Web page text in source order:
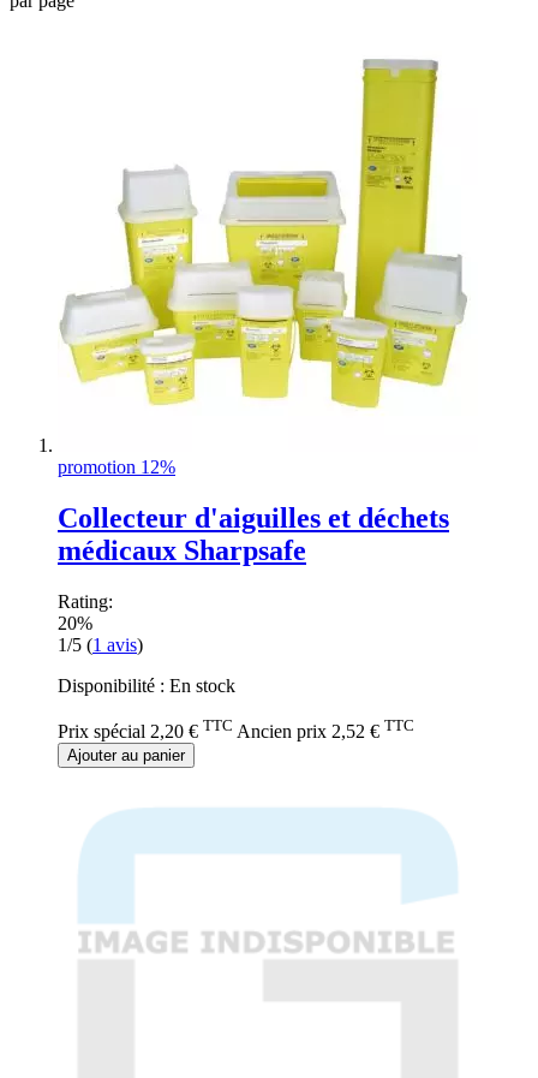
promotion 12%
Collecteur d'aiguilles et déchets
médicaux Sharpsafe
Rating:
20%
1/5 (1 avis)
Disponibilité : En stock
Prix spécial 2,20 € TTC Ancien prix 2,52 € TTC
Ajouter au panier